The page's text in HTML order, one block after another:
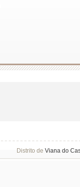
Distrito de Viana do